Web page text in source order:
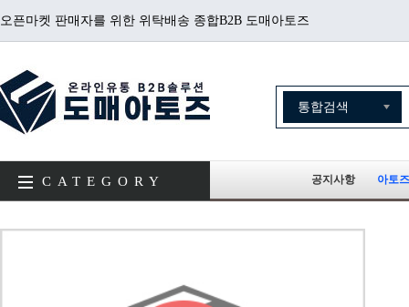
오픈마켓 판매자를 위한 위탁배송 종합B2B 도매아토즈
CATEGORY 공지사항 아토